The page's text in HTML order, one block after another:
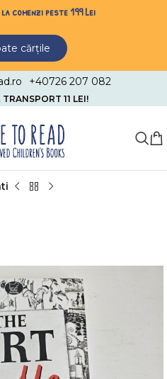
peste 199 Lei
cărțile
+40726 207 082
11 LEI!